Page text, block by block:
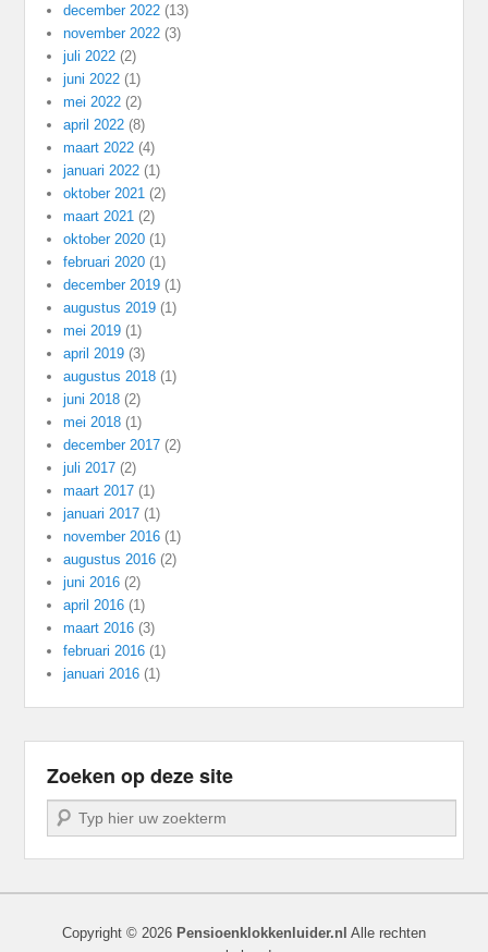
december 2022 (13)
november 2022 (3)
juli 2022 (2)
juni 2022 (1)
mei 2022 (2)
april 2022 (8)
maart 2022 (4)
januari 2022 (1)
oktober 2021 (2)
maart 2021 (2)
oktober 2020 (1)
februari 2020 (1)
december 2019 (1)
augustus 2019 (1)
mei 2019 (1)
april 2019 (3)
augustus 2018 (1)
juni 2018 (2)
mei 2018 (1)
december 2017 (2)
juli 2017 (2)
maart 2017 (1)
januari 2017 (1)
november 2016 (1)
augustus 2016 (2)
juni 2016 (2)
april 2016 (1)
maart 2016 (3)
februari 2016 (1)
januari 2016 (1)
Zoeken op deze site
Zoeken
Copyright © 2026 Pensioenklokkenluider.nl Alle rechten